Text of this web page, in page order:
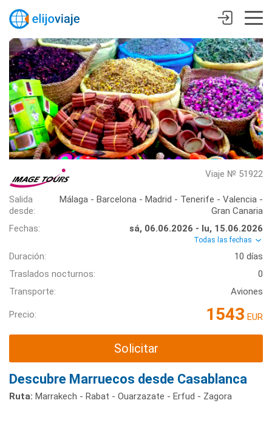
Viaje № 51922
Salida
desde:
Málaga - Barcelona - Madrid - Tenerife - Valencia -
Gran Canaria
Fechas:
sá, 06.06.2026 - lu, 15.06.2026
Todas las fechas
Duración:
10 días
Traslados nocturnos:
0
Transporte:
Aviones
Precio: 1543 EUR
Solicitar
Descubre Marruecos desde Casablanca
Ruta: Marrakech - Rabat - Ouarzazate - Erfud - Zagora